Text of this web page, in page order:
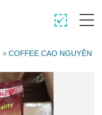
» COFFEE CAO NGUYÊN